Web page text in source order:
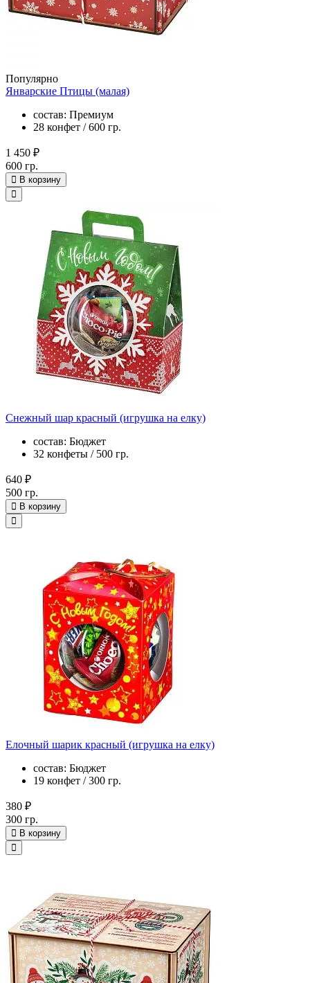
Популярно
Январские Птицы (малая)
состав: Премиум
28 конфет / 600 гр.
1 450 ₽
600 гр.
В корзину
Снежный шар красный (игрушка на елку)
состав: Бюджет
32 конфеты / 500 гр.
640 ₽
500 гр.
В корзину
Елочный шарик красный (игрушка на елку)
состав: Бюджет
19 конфет / 300 гр.
380 ₽
300 гр.
В корзину